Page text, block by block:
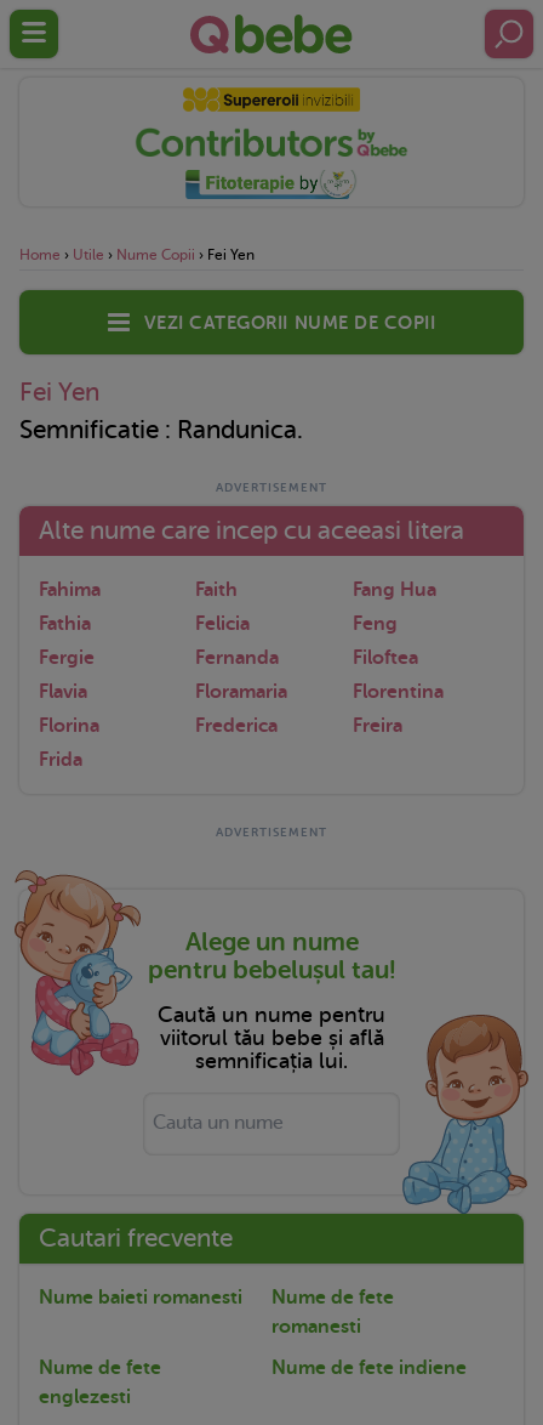
Home › Utile › Nume Copii › Fei Yen
Vezi categorii nume de copii
Fei Yen
Semnificatie : Randunica.
Alte nume care incep cu aceeasi litera
Fahima Faith
Fang Hua
Fathia
Felicia
Feng
Fergie
Fernanda
Filoftea
Flavia
Floramaria
Florentina
Florina
Frederica
Freira
Frida
Alege un nume
pentru bebelușul tau!
Caută un nume pentru
viitorul tău bebe și află
semnificația lui.
Cautari frecvente
Nume baieti romanesti
Nume de fete
romanesti
Nume de fete
englezesti
Nume de fete indiene